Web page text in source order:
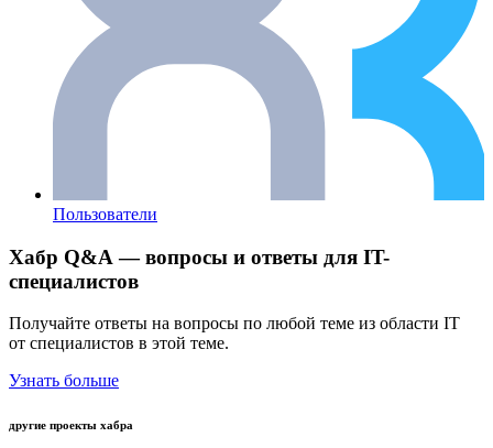
Пользователи
Хабр Q&A — вопросы и ответы для IT-
специалистов
Получайте ответы на вопросы по любой теме из области IT
от специалистов в этой теме.
Узнать больше
другие проекты хабра